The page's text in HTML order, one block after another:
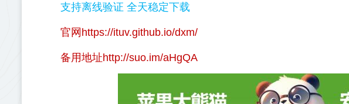
支持离线验证 全天稳定下载
官网https://ituv.github.io/dxm/
备用地址http://suo.im/aHgQA